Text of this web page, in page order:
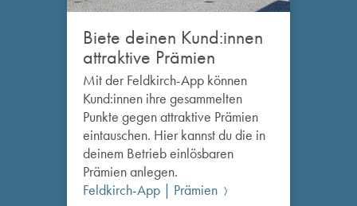
Biete deinen Kund:innen
attraktive Prämien
Mit der Feldkirch-App können
Kund:innen ihre gesammelten
Punkte gegen attraktive Prämien
eintauschen. Hier kannst du die in
deinem Betrieb einlösbaren
Prämien anlegen.
Feldkirch-App | Prämien